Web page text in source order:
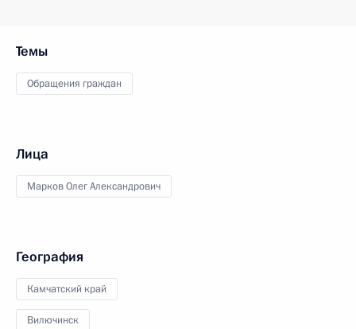
Темы
Обращения граждан
Лица
Марков Олег Александрович
География
Камчатский край
Вилючинск